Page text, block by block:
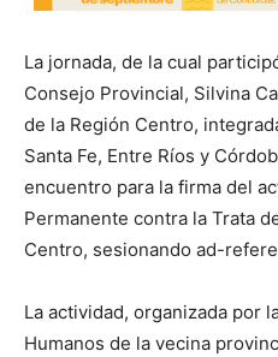
La jornada, de la cual
Consejo Provincial, Silvina
de la Región Centro,
Santa Fe, Entre Ríos y
encuentro para la firma del
Permanente contra la Trata
Centro, sesionando ad-
La actividad, organizada por
Humanos de la vecina